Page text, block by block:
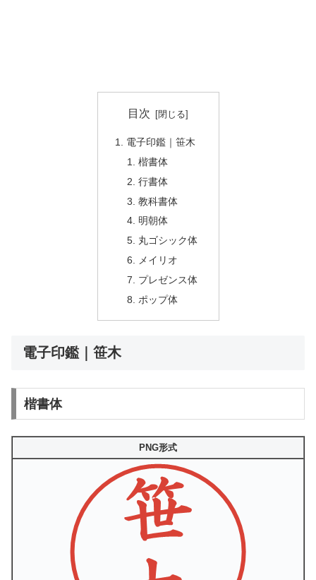
目次
電子印鑑｜笹木
楷書体
行書体
教科書体
明朝体
丸ゴシック体
メイリオ
プレゼンス体
ポップ体
電子印鑑｜笹木
楷書体
PNG形式